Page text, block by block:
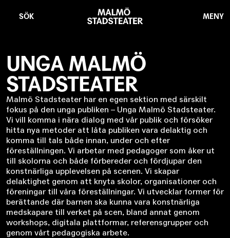
SÖK
Stadsteater
MENY
UNGA MALMÖ
STADSTEATER
Malmö Stadsteater har en egen sektion med särskilt
fokus på den unga publiken – Unga Malmö Stadsteater.
Vi vill komma i nära dialog med vår publik och försöker
hitta nya metoder att låta publiken vara delaktig och
komma till tals både innan, under och efter
föreställningen. Vi arbetar med pedagoger som åker ut
till skolorna och både förbereder och fördjupar den
konstnärliga upplevelsen på scenen. Vi skapar
delaktighet genom att knyta skolor, organisationer och
föreningar till våra föreställningar. Vi utvecklar former för
berättande där barnen ska kunna vara konstnärliga
medskapare till verket på scen, bland annat genom
workshops, digitala plattformar, referensgrupper och
genom vårt pedagogiska arbete.